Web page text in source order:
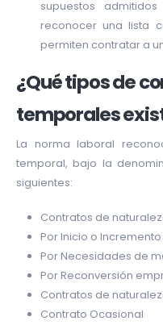
supuestos
reconocer una lista
permiten contratar a
¿Qué tipos de
temporales
La norma laboral
temporal, bajo la
siguientes:
Contratos de
Por Inicio o
Por Necesidades de
Por Reconversión
Contratos de
Contrato Ocasional